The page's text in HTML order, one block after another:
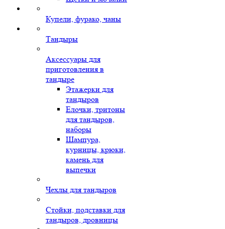
Купели, фурако, чаны
Тандыры
Аксессуары для
приготовления в
тандыре
Этажерки для
тандыров
Елочки, тритоны
для тандыров,
наборы
Шампура,
курницы, крюки,
камень для
выпечки
Чехлы для тандыров
Стойки, подставки для
тандыров, дровницы